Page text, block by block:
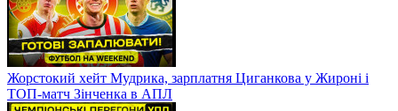
Жорстокий хейт Мудрика, зарплатня Циганкова у Жироні і
ТОП-матч Зінченка в АПЛ